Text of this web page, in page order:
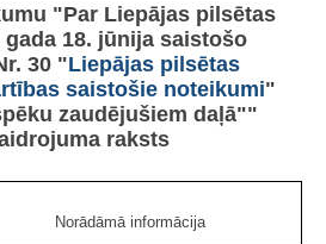
"Par Liepājas pilsētas
gada 18. jūnija saistošo
30 "Liepājas pilsētas
saistošie noteikumi"
zaudējušiem daļā""
raksts
Norādāmā informācija